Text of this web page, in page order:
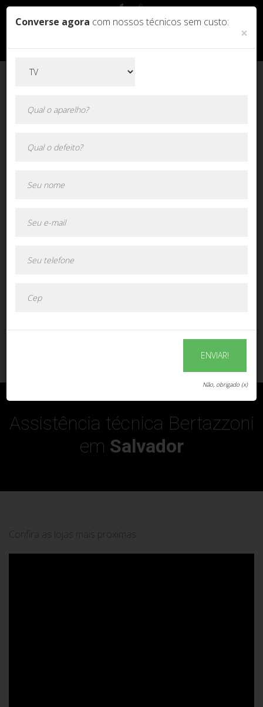
Assistência técnica Bertazzoni
em Salvador
Confira as lojas mais próximas:
Converse agora com nossos técnicos sem custo:
×
ENVIAR!
Não, obrigado (x)